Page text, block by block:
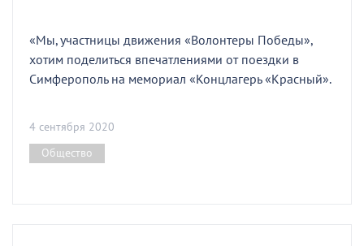
4 сентября 2020
«Мы, участницы движения «Волонтеры Победы»,
хотим поделиться впечатлениями от поездки в
Симферополь на мемориал «Концлагерь «Красный».
Общество